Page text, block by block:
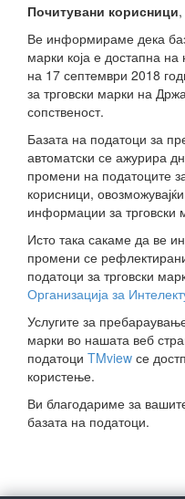
Почитувани корисници,
Ве информираме дека
марки која е достапна на
на 17 септември 2018
за трговски марки на
сопственост.
Базата на податоци за
автоматски се ажурира
промени на податоците
корисници,
информации за трговски
Исто така сакаме да ве
промени се
податоци за трговски
Организација за
Услугите за
марки во нашата веб
податоци TMview се
користење.
Ви благодариме за
базата на податоци.